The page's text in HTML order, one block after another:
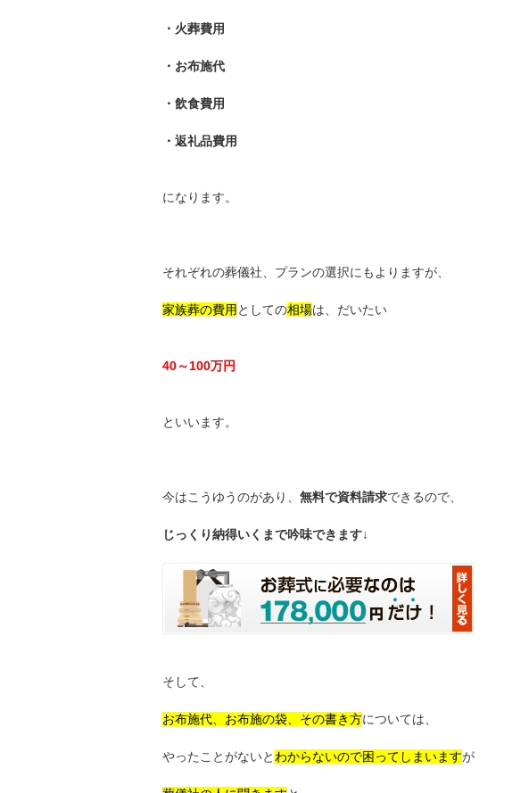
・火葬費用
・お布施代
・飲食費用
・返礼品費用
になります。
それぞれの葬儀社、プランの選択にもよりますが、
家族葬の費用 としての相場は、だいたい
40～100万円
といいます。
今はこうゆうのがあり、 無料で資料請求できるので、
じっくり納得いくまで吟味できます↓
そして、
お布施代、お布施の袋、その書き方については、
やったことがないと わからないので困ってしまいますが